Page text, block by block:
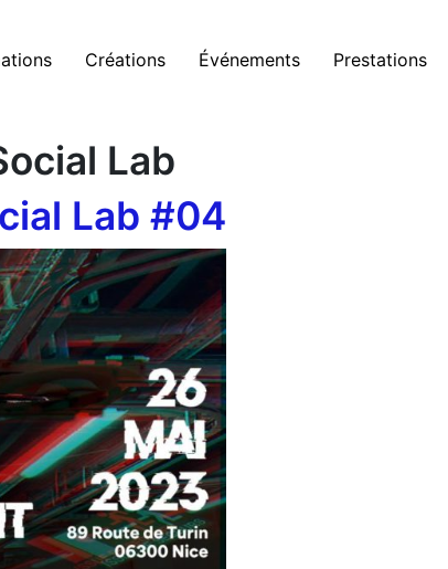
Créations Événements Prestations
Lab
Lab #04